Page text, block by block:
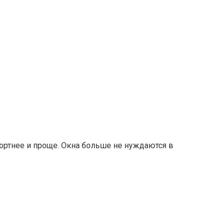
и проще. Окна больше не нуждаются в